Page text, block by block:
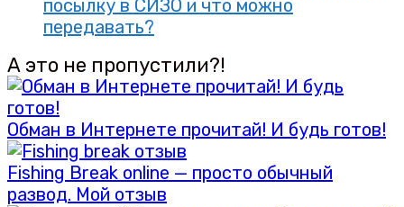
посылку в СИЗО и что можно
передавать?
А это не пропустили?!
Обман в Интернете прочитай! И будь готов!
Fishing Вreak online — просто обычный
развод. Мой отзыв